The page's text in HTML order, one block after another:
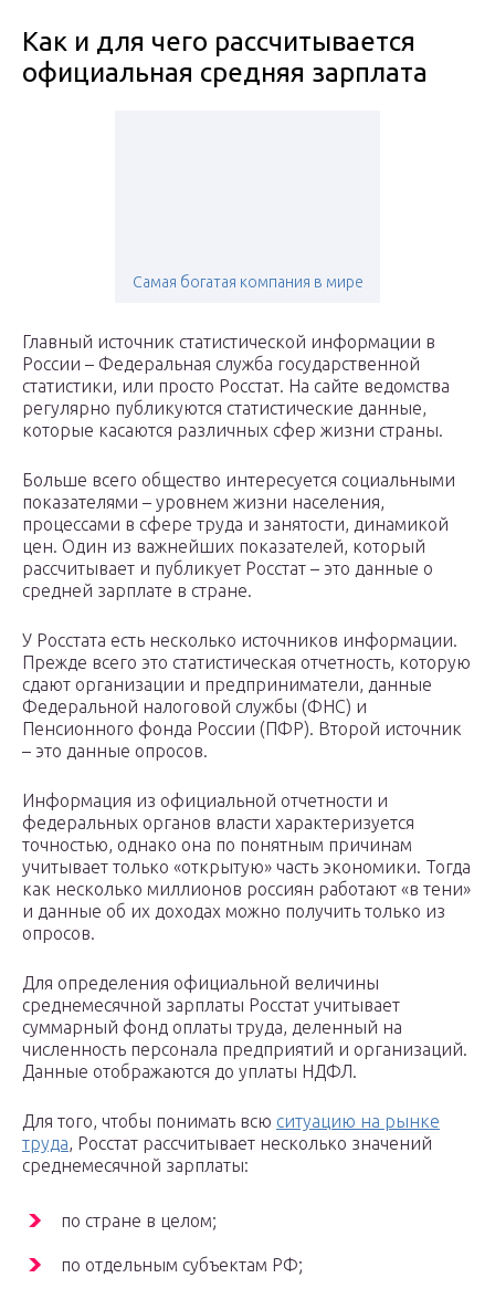
Как и для чего рассчитывается
официальная средняя зарплата
Самая богатая компания в мире
Главный источник статистической информации в
России – Федеральная служба государственной
статистики, или просто Росстат. На сайте ведомства
регулярно публикуются статистические данные,
которые касаются различных сфер жизни страны.
Больше всего общество интересуется социальными
показателями – уровнем жизни населения,
процессами в сфере труда и занятости, динамикой
цен. Один из важнейших показателей, который
рассчитывает и публикует Росстат – это данные о
средней зарплате в стране.
У Росстата есть несколько источников информации.
Прежде всего это статистическая отчетность, которую
сдают организации и предприниматели, данные
Федеральной налоговой службы (ФНС) и
Пенсионного фонда России (ПФР). Второй источник
– это данные опросов.
Информация из официальной отчетности и
федеральных органов власти характеризуется
точностью, однако она по понятным причинам
учитывает только «открытую» часть экономики. Тогда
как несколько миллионов россиян работают «в тени»
и данные об их доходах можно получить только из
опросов.
Для определения официальной величины
среднемесячной зарплаты Росстат учитывает
суммарный фонд оплаты труда, деленный на
численность персонала предприятий и организаций.
Данные отображаются до уплаты НДФЛ.
Для того, чтобы понимать всю ситуацию на рынке
труда, Росстат рассчитывает несколько значений
среднемесячной зарплаты:
по стране в целом;
по отдельным субъектам РФ;